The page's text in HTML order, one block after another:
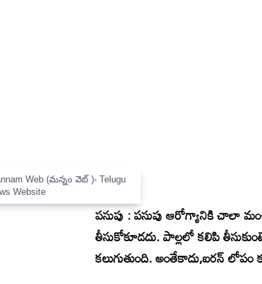
పసుపు : పసుపు ఆరోగ్యానికి చాలా
తీసుకోకూడదు. పాల్లలో కలిపి
కలుగుతుంది. అంతేకాదు,ఐరన్ లోపం
×
Mannam Web (మన్నం వెబ్ )- Telugu
News Website